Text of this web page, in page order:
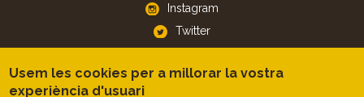
Instagram
Twitter
APP
Usem les cookies per a millorar la vostra
experiència d'usuari